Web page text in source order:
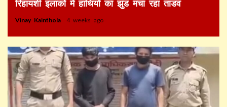
रिहायशी इलाकों में हाथियों का झुंड मचा रहा तांडव
Vinay Kainthola 4 weeks ago